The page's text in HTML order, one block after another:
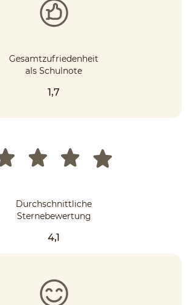
Gesamtzufriedenheit
als Schulnote
1,7
Durchschnittliche
Sternebewertung
4,1